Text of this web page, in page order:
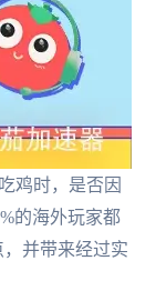
鸡时，是否因
的海外玩家都
并带来经过实